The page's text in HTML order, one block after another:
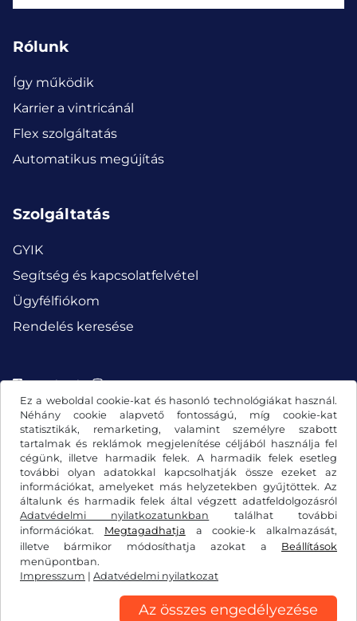
Ez a weboldal cookie-kat és hasonló technológiákat használ.
Néhány cookie alapvető fontosságú, míg cookie-kat
statisztikák, remarketing, valamint személyre szabott
tartalmak és reklámok megjelenítése céljából használja fel
cégünk, illetve harmadik felek. A harmadik felek esetleg
további olyan adatokkal kapcsolhatják össze ezeket az
információkat, amelyeket más helyzetekben gyűjtöttek. Az
általunk és harmadik felek által végzett adatfeldolgozásról
Adatvédelmi nyilatkozatunkban találhat további
információkat. Megtagadhatja a cookie-k alkalmazását,
illetve bármikor módosíthatja azokat a Beállítások
menüpontban.
Impresszum | Adatvédelmi nyilatkozat
Az összes engedélyezése
Rólunk
Így működik
Karrier a vintricánál
Flex szolgáltatás
Automatikus megújítás
Szolgáltatás
GYIK
Segítség és kapcsolatfelvétel
Ügyfélfiókom
Rendelés keresése
Facebook Instagram
Általános szerződési feltételek/elállási jog
Adatvédelmi nyilatkozat
Cookie-beállítások